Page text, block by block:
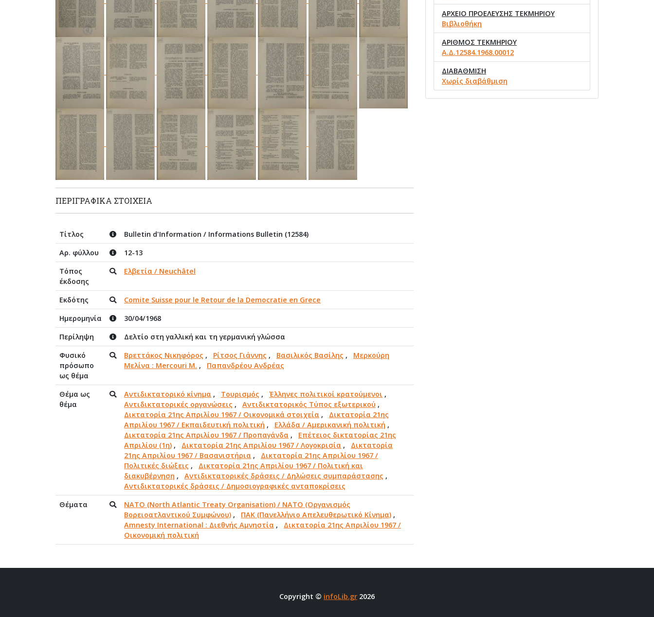
ΠΕΡΙΓΡΑΦΙΚΆ ΣΤΟΙΧΕΊΑ
Τίτλος
Bulletin d'Information / Informations Bulletin (12584)
Αρ. φύλλου
12-13
Τόπος
έκδοσης
Ελβετία / Neuchâtel
Εκδότης
Comite Suisse pour le Retour de la Democratie en Grece
Ημερομηνία
30/04/1968
Περίληψη
Δελτίο στη γαλλική και τη γερμανική γλώσσα
Φυσικό
πρόσωπο
ως θέμα
Βρεττάκος Νικηφόρος , Ρίτσος Γιάννης , Βασιλικός Βασίλης , Μερκούρη
Μελίνα : Mercouri M. , Παπανδρέου Ανδρέας
Θέμα ως
θέμα
Αντιδικτατορικό κίνημα , Τουρισμός , Έλληνες πολιτικοί κρατούμενοι ,
Αντιδικτατορικές οργανώσεις , Αντιδικτατορικός Τύπος εξωτερικού ,
Δικτατορία 21ης Απριλίου 1967 / Οικονομικά στοιχεία , Δικτατορία 21ης
Απριλίου 1967 / Εκπαιδευτική πολιτική , Ελλάδα / Αμερικανική πολιτική ,
Δικτατορία 21ης Απριλίου 1967 / Προπαγάνδα , Επέτειος δικτατορίας 21ης
Απριλίου (1η) , Δικτατορία 21ης Απριλίου 1967 / Λογοκρισία , Δικτατορία
21ης Απριλίου 1967 / Βασανιστήρια , Δικτατορία 21ης Απριλίου 1967 /
Πολιτικές διώξεις , Δικτατορία 21ης Απριλίου 1967 / Πολιτική και
διακυβέρνηση , Αντιδικτατορικές δράσεις / Δηλώσεις συμπαράστασης ,
Αντιδικτατορικές δράσεις / Δημοσιογραφικές ανταποκρίσεις
Θέματα
NATO (North Atlantic Treaty Organisation) / NATO (Οργανισμός
Βορειοατλαντικού Συμφώνου) , ΠΑΚ (Πανελλήνιο Απελευθερωτικό Κίνημα) ,
Amnesty International : Διεθνής Αμνηστία , Δικτατορία 21ης Απριλίου 1967 /
Οικονομική πολιτική
ΑΡΧΕΙΟ ΠΡΟΕΛΕΥΣΗΣ ΤΕΚΜΗΡΙΟΥ
Βιβλιοθήκη
ΑΡΙΘΜΟΣ ΤΕΚΜΗΡΙΟΥ
Α.Δ.12584.1968.00012
ΔΙΑΒΑΘΜΙΣΗ
Χωρίς διαβάθμιση
Copyright © infoLib.gr 2026